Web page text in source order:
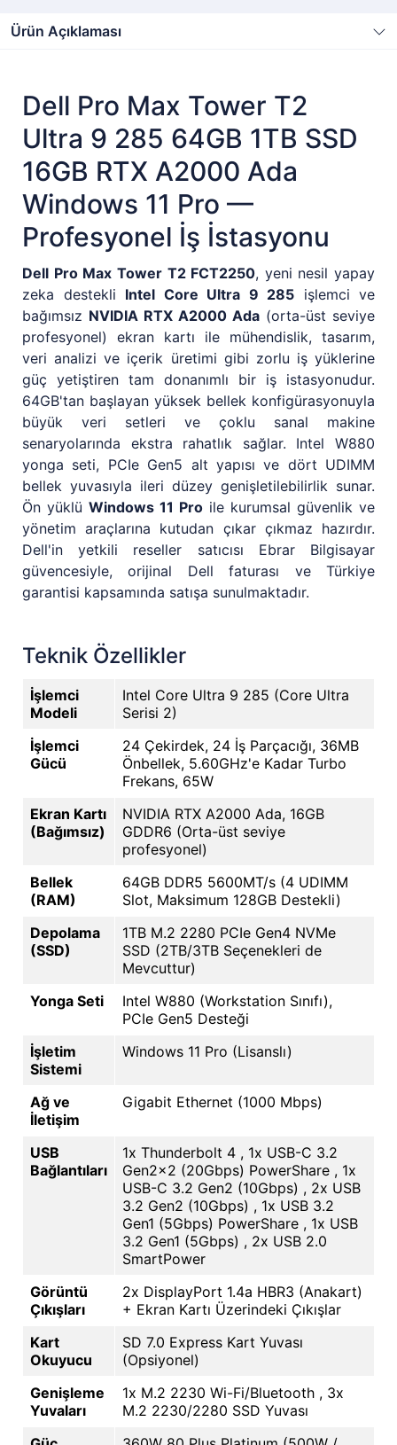
Ürün Açıklaması
Dell Pro Max Tower T2
Ultra 9 285 64GB 1TB SSD
16GB RTX A2000 Ada
Windows 11 Pro —
Profesyonel İş İstasyonu
Dell Pro Max Tower T2 FCT2250, yeni nesil yapay
zeka destekli Intel Core Ultra 9 285 işlemci ve
bağımsız NVIDIA RTX A2000 Ada (orta-üst seviye
profesyonel) ekran kartı ile mühendislik, tasarım,
veri analizi ve içerik üretimi gibi zorlu iş yüklerine
güç yetiştiren tam donanımlı bir iş istasyonudur.
64GB'tan başlayan yüksek bellek konfigürasyonuyla
büyük veri setleri ve çoklu sanal makine
senaryolarında ekstra rahatlık sağlar. Intel W880
yonga seti, PCIe Gen5 alt yapısı ve dört UDIMM
bellek yuvasıyla ileri düzey genişletilebilirlik sunar.
Ön yüklü Windows 11 Pro ile kurumsal güvenlik ve
yönetim araçlarına kutudan çıkar çıkmaz hazırdır.
Dell'in yetkili reseller satıcısı Ebrar Bilgisayar
güvencesiyle, orijinal Dell faturası ve Türkiye
garantisi kapsamında satışa sunulmaktadır.
Teknik Özellikler
İşlemci
Modeli
Intel Core Ultra 9 285 (Core Ultra
Serisi 2)
İşlemci
Gücü
24 Çekirdek, 24 İş Parçacığı, 36MB
Önbellek, 5.60GHz'e Kadar Turbo
Frekans, 65W
Ekran Kartı
(Bağımsız)
NVIDIA RTX A2000 Ada, 16GB
GDDR6 (Orta-üst seviye
profesyonel)
Bellek
(RAM)
64GB DDR5 5600MT/s (4 UDIMM
Slot, Maksimum 128GB Destekli)
Depolama
(SSD)
1TB M.2 2280 PCIe Gen4 NVMe
SSD (2TB/3TB Seçenekleri de
Mevcuttur)
Yonga Seti
Intel W880 (Workstation Sınıfı),
PCIe Gen5 Desteği
İşletim
Sistemi
Windows 11 Pro (Lisanslı)
Ağ ve
İletişim
Gigabit Ethernet (1000 Mbps)
USB
Bağlantıları
1x Thunderbolt 4 , 1x USB-C 3.2
Gen2x2 (20Gbps) PowerShare , 1x
USB-C 3.2 Gen2 (10Gbps) , 2x USB
3.2 Gen2 (10Gbps) , 1x USB 3.2
Gen1 (5Gbps) PowerShare , 1x USB
3.2 Gen1 (5Gbps) , 2x USB 2.0
SmartPower
Görüntü
Çıkışları
2x DisplayPort 1.4a HBR3 (Anakart)
+ Ekran Kartı Üzerindeki Çıkışlar
Kart
Okuyucu
SD 7.0 Express Kart Yuvası
(Opsiyonel)
Genişleme
Yuvaları
1x M.2 2230 Wi-Fi/Bluetooth , 3x
M.2 2230/2280 SSD Yuvası